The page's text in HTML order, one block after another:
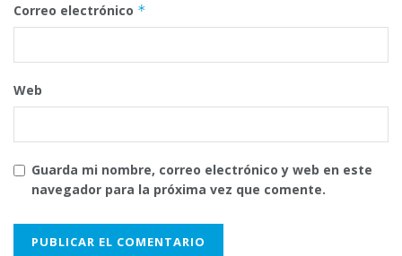
Correo electrónico *
Web
Guarda mi nombre, correo electrónico y web en este
navegador para la próxima vez que comente.